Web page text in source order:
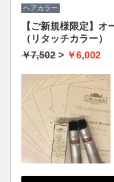
ヘアカラー
【ご新規様限定】
（リタッチカラー）
￥7,502 > ￥6,002